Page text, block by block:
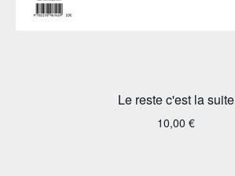
Le reste c'est la suite
10,00 €